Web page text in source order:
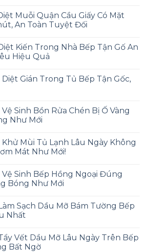
Muỗi Quận Cầu Giấy Có Mặt
An Toàn Tuyệt Đối
Kiến Trong Nhà Bếp Tận Gố An
Hiệu Quả
Diệt Gián Trong Tủ Bếp Tận Gốc,
Sinh Bồn Rửa Chén Bị Ố Vàng
Như Mới
Mùi Tủ Lạnh Lâu Ngày Không
Mát Như Mới!
Sinh Bếp Hồng Ngoại Đúng
Bóng Như Mới
Sạch Dầu Mỡ Bám Tường Bếp
Nhất
Vết Dầu Mỡ Lâu Ngày Trên Bếp
Bất Ngờ